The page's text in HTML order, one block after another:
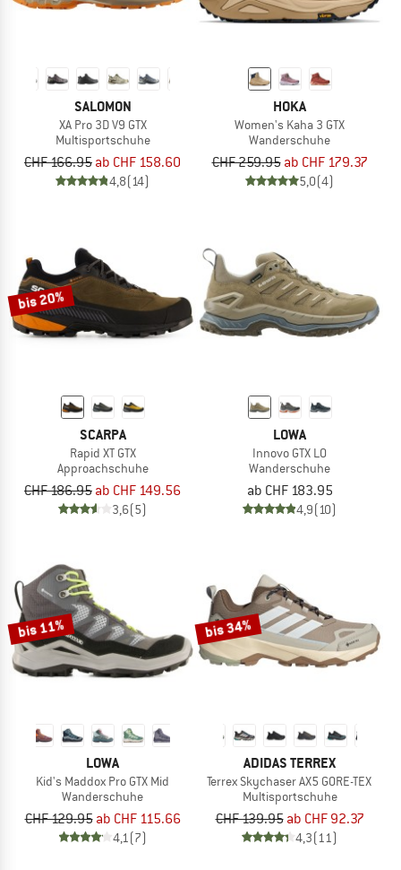
SALOMON
XA Pro 3D V9 GTX
Multisportschuhe
CHF 166.95 ab CHF 158.60
4,8(14)
HOKA
Women's Kaha 3 GTX
Wanderschuhe
CHF 259.95 ab CHF 179.37
5,0(4)
bis 20%
SCARPA
Rapid XT GTX
Approachschuhe
CHF 186.95 ab CHF 149.56
3,6(5)
LOWA
Innovo GTX LO
Wanderschuhe
ab CHF 183.95
4,9(10)
bis 11%
LOWA
Kid's Maddox Pro GTX Mid
Wanderschuhe
CHF 129.95 ab CHF 115.66
4,1(7)
bis 34%
ADIDAS TERREX
Terrex Skychaser AX5 GORE-TEX
Multisportschuhe
CHF 139.95 ab CHF 92.37
4,3(11)